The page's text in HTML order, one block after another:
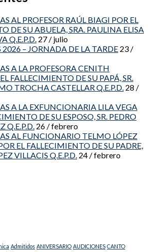
AL PROFESOR RAÚL BIAGI POR EL
DE SU ABUELA, SRA. PAULINA ELISA
Q.E.P.D. 27 / julio
2026 – JORNADA DE LA TARDE 23 /
A LA PROFESORA CENITH
FALLECIMIENTO DE SU PAPÁ, SR.
TROCHA CASTELLAR Q.E.P.D. 28 /
A LA EXFUNCIONARIA LILA VEGA
DE SU ESPOSO, SR. PEDRO
Q.E.P.D. 26 / febrero
AL FUNCIONARIO TELMO LÓPEZ
EL FALLECIMIENTO DE SU PADRE,
VILLACIS Q.E.P.D. 24 / febrero
Admitidos ANIVERSARIO AUDICIONES CANTO